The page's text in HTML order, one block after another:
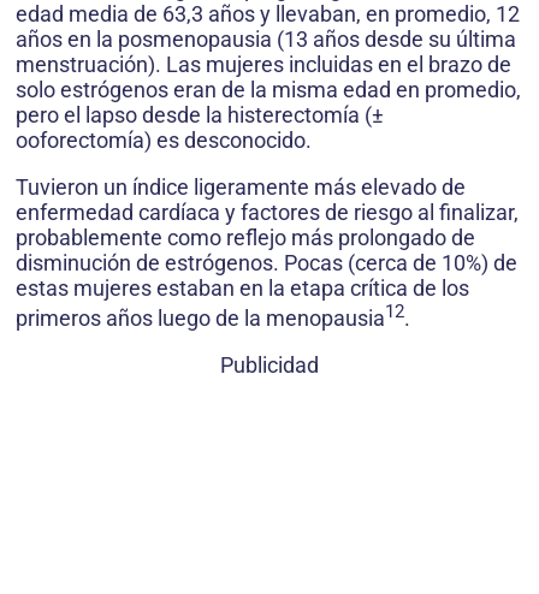
edad media de 63,3 años y llevaban, en promedio, 12
años en la posmenopausia (13 años desde su última
menstruación). Las mujeres incluidas en el brazo de
solo estrógenos eran de la misma edad en promedio,
pero el lapso desde la histerectomía (±
ooforectomía) es desconocido.
Tuvieron un índice ligeramente más elevado de
enfermedad cardíaca y factores de riesgo al finalizar,
probablemente como reflejo más prolongado de
disminución de estrógenos. Pocas (cerca de 10%) de
estas mujeres estaban en la etapa crítica de los
primeros años luego de la menopausia12.
Publicidad